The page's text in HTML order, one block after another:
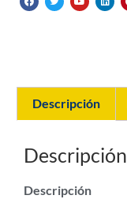
Descripción
Descripción
Descripción